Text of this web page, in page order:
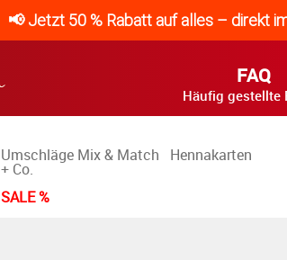
📢 Jetzt 50 % Rabatt auf alles – direkt
FAQ
Häufig gestellte
Umschläge Mix & Match
+ Co.
Hennakarten
SALE %